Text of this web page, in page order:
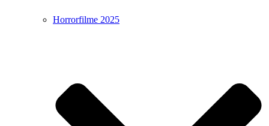
Horrorfilme 2025